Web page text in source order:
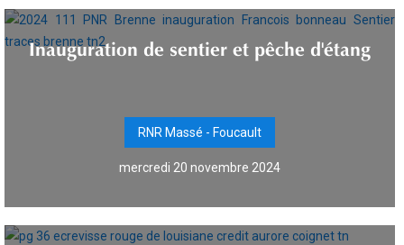
Inauguration de sentier et pêche d'étang
RNR Massé - Foucault
mercredi 20 novembre 2024